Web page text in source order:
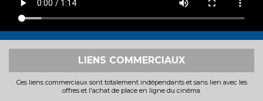
LIENS COMMERCIAUX
Ces liens commerciaux sont totalement indépendants et sans lien avec les
offres et l'achat de place en ligne du cinéma.